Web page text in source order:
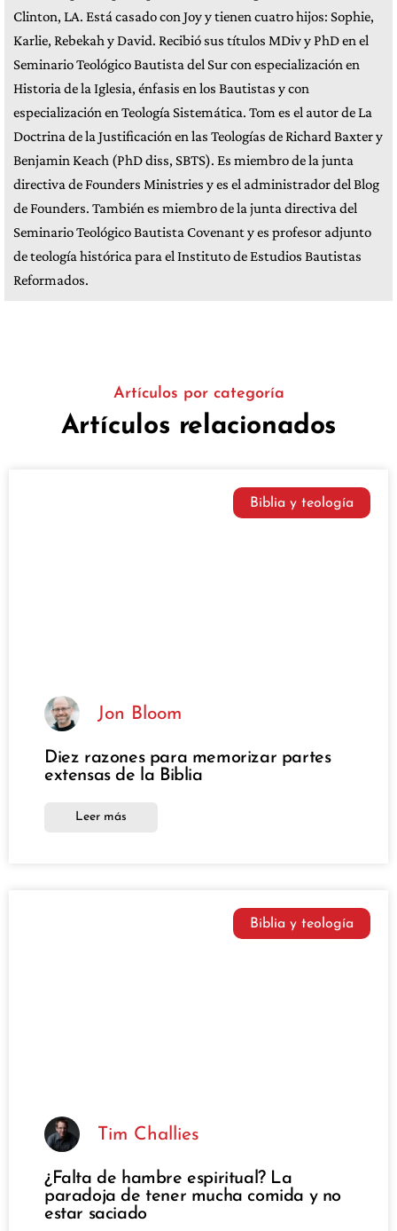
Clinton, LA. Está casado con Joy y tienen cuatro hijos: Sophie,
Karlie, Rebekah y David. Recibió sus títulos MDiv y PhD en el
Seminario Teológico Bautista del Sur con especialización en
Historia de la Iglesia, énfasis en los Bautistas y con
especialización en Teología Sistemática. Tom es el autor de La
Doctrina de la Justificación en las Teologías de Richard Baxter y
Benjamin Keach (PhD diss, SBTS). Es miembro de la junta
directiva de Founders Ministries y es el administrador del Blog
de Founders. También es miembro de la junta directiva del
Seminario Teológico Bautista Covenant y es profesor adjunto
de teología histórica para el Instituto de Estudios Bautistas
Reformados.
Artículos por categoría
Artículos relacionados
Biblia y teología
Jon Bloom
Diez razones para memorizar partes
extensas de la Biblia
Leer más
Biblia y teología
Tim Challies
¿Falta de hambre espiritual? La
paradoja de tener mucha comida y no
estar saciado